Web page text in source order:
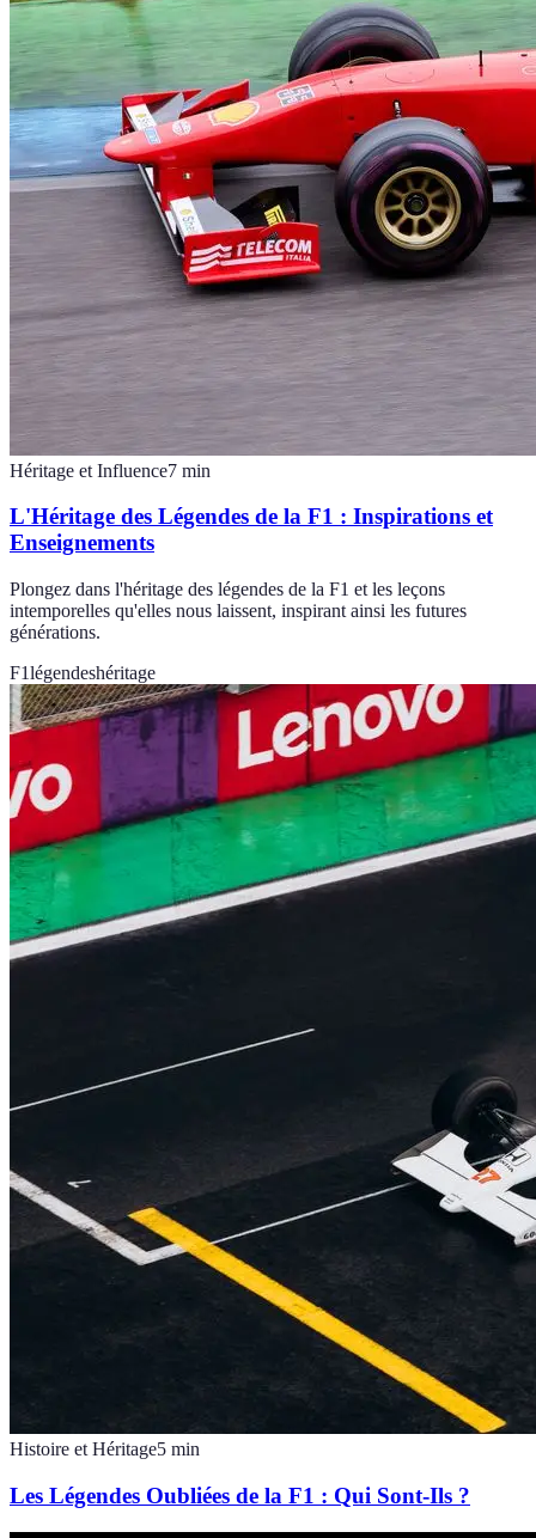
Héritage et Influence7 min
L'Héritage des Légendes de la F1 : Inspirations et
Enseignements
Plongez dans l'héritage des légendes de la F1 et les leçons
intemporelles qu'elles nous laissent, inspirant ainsi les futures
générations.
F1légendeshéritage
Histoire et Héritage5 min
Les Légendes Oubliées de la F1 : Qui Sont-Ils ?